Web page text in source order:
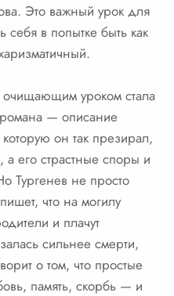
Это важный урок для
себя в попытке быть как
уроком стала
— описание
он так презирал,
его страстные споры и
Тургенев не просто
что на могилу
и плачут
сильнее смерти,
о том, что простые
память, скорбь — и